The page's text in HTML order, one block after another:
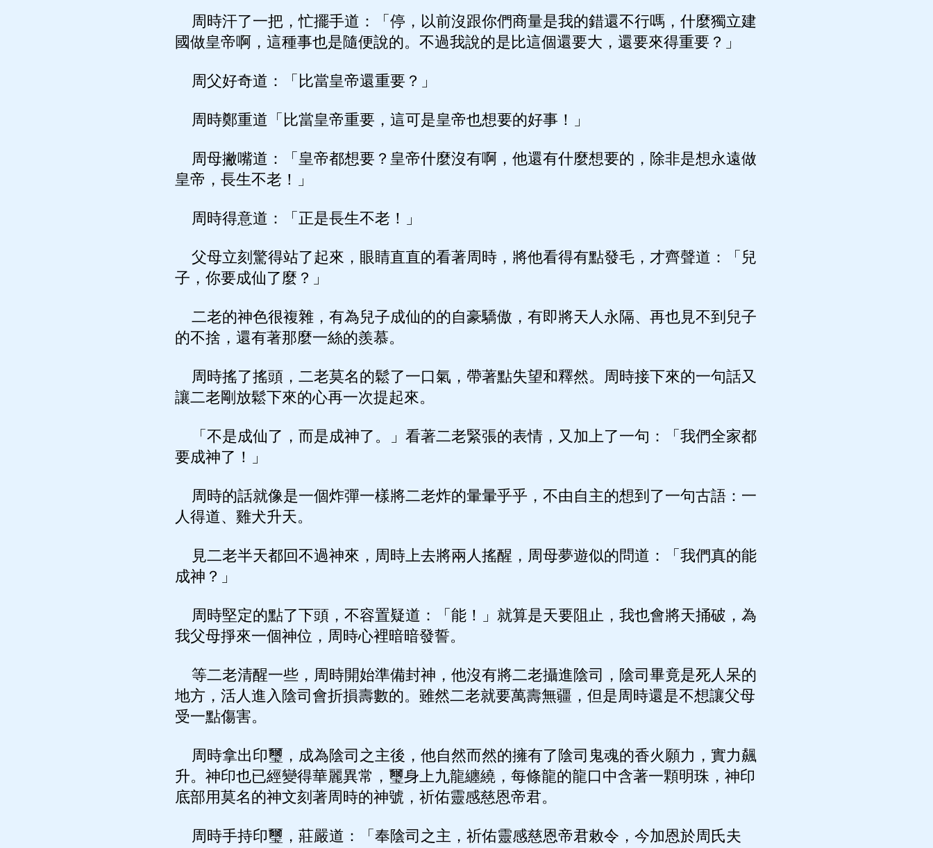
周時汗了一把，忙擺手道：「停，以前沒跟你們商量是我的錯還不行嗎，什麼獨立建
國做皇帝啊，這種事也是隨便說的。不過我說的是比這個還要大，還要來得重要？」
周父好奇道：「比當皇帝還重要？」
周時鄭重道「比當皇帝重要，這可是皇帝也想要的好事！」
周母撇嘴道：「皇帝都想要？皇帝什麼沒有啊，他還有什麼想要的，除非是想永遠做
皇帝，長生不老！」
周時得意道：「正是長生不老！」
父母立刻驚得站了起來，眼睛直直的看著周時，將他看得有點發毛，才齊聲道：「兒
子，你要成仙了麼？」
二老的神色很複雜，有為兒子成仙的的自豪驕傲，有即將天人永隔、再也見不到兒子
的不捨，還有著那麼一絲的羨慕。
周時搖了搖頭，二老莫名的鬆了一口氣，帶著點失望和釋然。周時接下來的一句話又
讓二老剛放鬆下來的心再一次提起來。
「不是成仙了，而是成神了。」看著二老緊張的表情，又加上了一句：「我們全家都
要成神了！」
周時的話就像是一個炸彈一樣將二老炸的暈暈乎乎，不由自主的想到了一句古語：一
人得道、雞犬升天。
見二老半天都回不過神來，周時上去將兩人搖醒，周母夢遊似的問道：「我們真的能
成神？」
周時堅定的點了下頭，不容置疑道：「能！」就算是天要阻止，我也會將天捅破，為
我父母掙來一個神位，周時心裡暗暗發誓。
等二老清醒一些，周時開始準備封神，他沒有將二老攝進陰司，陰司畢竟是死人呆的
地方，活人進入陰司會折損壽數的。雖然二老就要萬壽無疆，但是周時還是不想讓父母
受一點傷害。
周時拿出印璽，成為陰司之主後，他自然而然的擁有了陰司鬼魂的香火願力，實力飆
升。神印也已經變得華麗異常，璽身上九龍纏繞，每條龍的龍口中含著一顆明珠，神印
底部用莫名的神文刻著周時的神號，祈佑靈感慈恩帝君。
周時手持印璽，莊嚴道：「奉陰司之主，祈佑靈感慈恩帝君敕令，今加恩於周氏夫